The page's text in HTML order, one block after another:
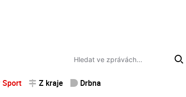
Sport Z kraje Drbna